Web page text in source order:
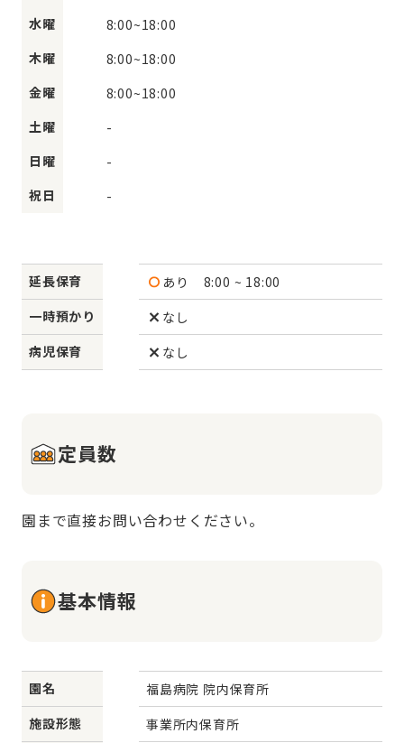
水曜
8:00~18:00
木曜
8:00~18:00
金曜
8:00~18:00
土曜
-
日曜
-
祝日
-
延長保育 あり
8:00 ~ 18:00
一時預かり
なし
病児保育
なし
定員数
園まで直接お問い合わせください。
基本情報
園名
福島病院 院内保育所
施設形態
事業所内保育所